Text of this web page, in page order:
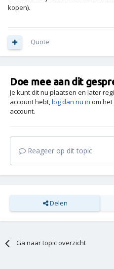
kopen).
Quote
Doe mee aan dit
Je kunt dit nu plaatsen en later
account hebt,log dan nu in om
account.
Reageer op dit topic
Delen
Ga naar topic overzicht